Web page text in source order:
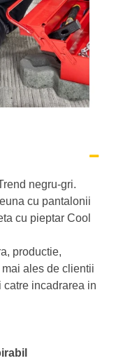
negru-gri.
cu pantalonii
cu pieptar Cool
productie,
ales de clientii
catre incadrarea in